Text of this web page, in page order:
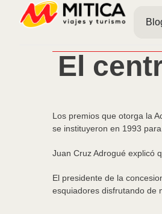
El
Los premios que otorga la
se instituyeron en 1993
Juan Cruz Adrogué explicó
El presidente de la
esquiadores disfrutando de